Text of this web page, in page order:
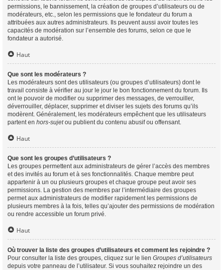
permissions, le bannissement, la création de groupes d’utilisateurs ou de
modérateurs, etc., selon les permissions que le fondateur du forum a
attribuées aux autres administrateurs. Ils peuvent aussi avoir toutes les
capacités de modération sur l’ensemble des forums, selon ce que le
fondateur a autorisé.
Haut
Que sont les modérateurs ?
Les modérateurs sont des utilisateurs (ou groupes d’utilisateurs) dont le
travail consiste à vérifier au jour le jour le bon fonctionnement du forum. Ils
ont le pouvoir de modifier ou supprimer des messages, de verrouiller,
déverrouiller, déplacer, supprimer et diviser les sujets des forums qu’ils
modèrent. Généralement, les modérateurs empêchent que les utilisateurs
partent en hors-sujetou publient du contenu abusif ou offensant.
Haut
Que sont les groupes d’utilisateurs ?
Les groupes permettent aux administrateurs de gérer l’accès des membres
et des invités au forum et à ses fonctionnalités. Chaque membre peut
appartenir à un ou plusieurs groupes et chaque groupe peut avoir ses
permissions. La gestion des membres par l’intermédiaire des groupes
permet aux administrateurs de modifier rapidement les permissions de
plusieurs membres à la fois, telles qu’ajouter des permissions de modération
ou rendre accessible un forum privé.
Haut
Où trouver la liste des groupes d’utilisateurs et comment les rejoindre ?
Pour consulter la liste des groupes, cliquez sur le lien Groupes d’utilisateurs
depuis votre panneau de l’utilisateur. Si vous souhaitez rejoindre un des